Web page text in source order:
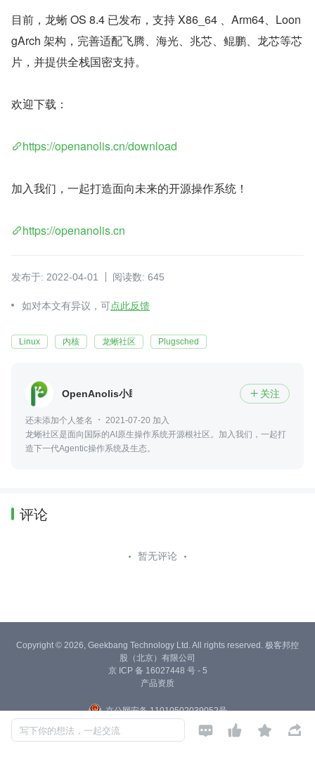
目前，龙蜥 OS 8.4 已发布，支持 X86_64 、Arm64、Loon
gArch 架构，完善适配飞腾、海光、兆芯、鲲鹏、龙芯等芯
片，并提供全栈国密支持。
欢迎下载：
https://openanolis.cn/download
加入我们，一起打造面向未来的开源操作系统！
https://openanolis.cn
发布于: 2022-04-01 阅读数: 645
如对本文有异议，可点此反馈
Linux 内核 龙蜥社区 Plugsched
OpenAnolis小助手  关注
还未添加个人签名
2021-07-20 加入
龙蜥社区是面向国际的AI原生操作系统开源根社区。加入我们，一起打
造下一代Agentic操作系统及生态。
评论
暂无评论
写下你的想法，一起交流    
Copyright © 2026, Geekbang Technology Ltd. All rights reserved. 极客邦控
股（北京）有限公司
京 ICP 备 16027448 号 - 5
产品资质
京公网安备 11010502039052号